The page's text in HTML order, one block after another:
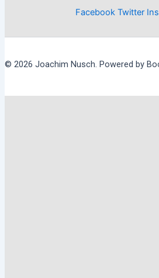
Facebook Twitter
© 2026 Joachim Nusch. Powered by